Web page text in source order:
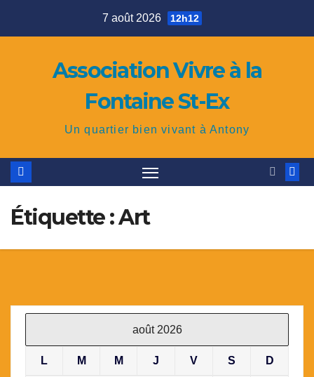
7 août 2026 12h12
Association Vivre à la
Fontaine St-Ex
Un quartier bien vivant à Antony
Étiquette : Art
août 2026
L M M J V S D